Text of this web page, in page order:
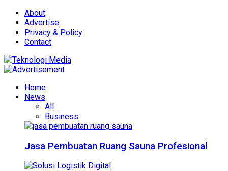
About
Advertise
Privacy & Policy
Contact
Home
News
All
Business
Jasa Pembuatan Ruang Sauna Profesional